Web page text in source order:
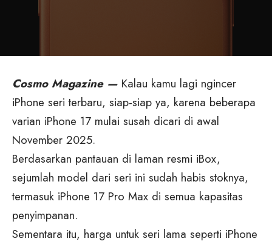
Cosmo Magazine — Kalau kamu lagi ngincer
iPhone seri terbaru, siap-siap ya, karena beberapa
varian iPhone 17 mulai susah dicari di awal
November 2025.
Berdasarkan pantauan di laman resmi iBox,
sejumlah model dari seri ini sudah habis stoknya,
termasuk iPhone 17 Pro Max di semua kapasitas
penyimpanan.
Sementara itu, harga untuk seri lama seperti iPhone